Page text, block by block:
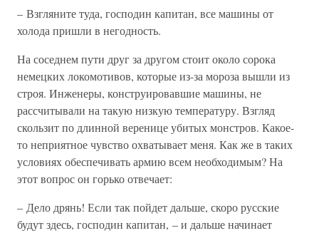
– Взгляните туда, господин капитан, все машины от
холода пришли в негодность.
На соседнем пути друг за другом стоит около сорока
немецких локомотивов, которые из-за мороза вышли из
строя. Инженеры, конструировавшие машины, не
рассчитывали на такую низкую температуру. Взгляд
скользит по длинной веренице убитых монстров. Какое-
то неприятное чувство охватывает меня. Как же в таких
условиях обеспечивать армию всем необходимым? На
этот вопрос он горько отвечает:
– Дело дрянь! Если так пойдет дальше, скоро русские
будут здесь, господин капитан, – и дальше начинает